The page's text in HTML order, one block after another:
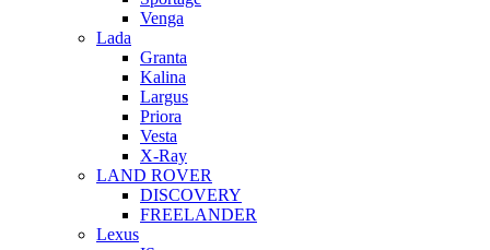
Venga
Lada
Granta
Kalina
Largus
Priora
Vesta
X-Ray
LAND ROVER
DISCOVERY
FREELANDER
Lexus